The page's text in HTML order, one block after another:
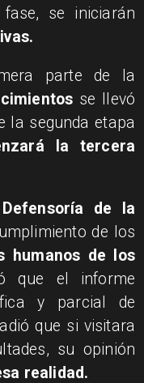
se iniciarán
parte de la
se llevó
la segunda etapa
la tercera
Defensoría de la
de los
humanos de los
que el informe
y parcial de
que si visitara
su opinión
realidad.